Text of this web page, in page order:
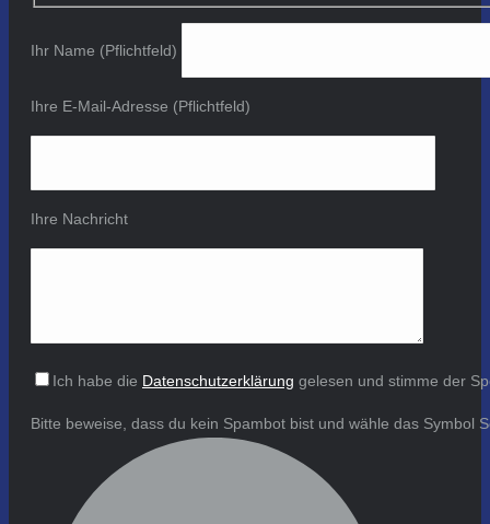
Ihr Name (Pflichtfeld)
Ihre E-Mail-Adresse (Pflichtfeld)
Ihre Nachricht
Ich habe die Datenschutzerklärung gelesen und stimme der
Bitte beweise, dass du kein Spambot bist und wähle das Symbol